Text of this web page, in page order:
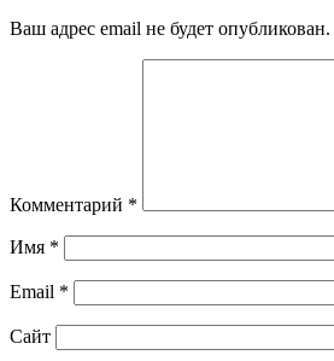
Ваш адрес email не будет опубликован.
Комментарий *
Имя *
Email *
Сайт